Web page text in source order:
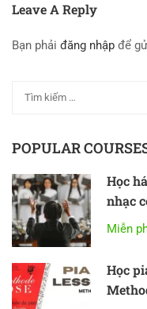
Leave A Reply
Bạn phải đăng nhập để
POPULAR
Học
nhạc
Miễn
Học